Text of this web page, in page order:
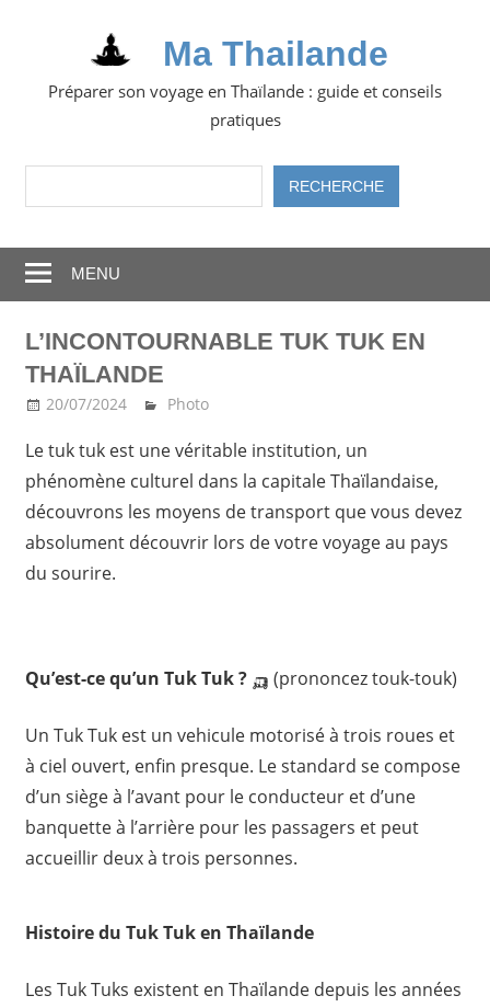
Ma Thailande
Préparer son voyage en Thaïlande : guide et conseils
pratiques
RechercherRECHERCHE
MENU
L’INCONTOURNABLE TUK TUK EN
THAÏLANDE
20/07/2024 Ma Thailande
Photo
Le tuk tuk est une véritable institution, un
phénomène culturel dans la capitale Thaïlandaise,
découvrons les moyens de transport que vous devez
absolument découvrir lors de votre voyage au pays
du sourire.
Qu’est-ce qu’un Tuk Tuk ?🛺 (prononcez touk-touk)
Un Tuk Tuk est un vehicule motorisé à trois roues et
à ciel ouvert, enfin presque. Le standard se compose
d’un siège à l’avant pour le conducteur et d’une
banquette à l’arrière pour les passagers et peut
accueillir deux à trois personnes.
Histoire du Tuk Tuk en Thaïlande
Les Tuk Tuks existent en Thaïlande depuis les années